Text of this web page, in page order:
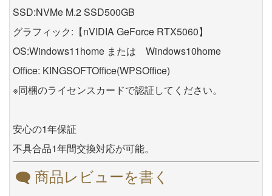
SSD:NVMe M.2 SSD500GB
グラフィック:【nVIDIA GeForce RTX5060】
OS:Windows11home または Windows10home
Office: KINGSOFTOffice(WPSOffice)
※同梱のライセンスカードで認証してください。
安心の1年保証
不具合品1年間交換対応が可能。
商品レビューを書く